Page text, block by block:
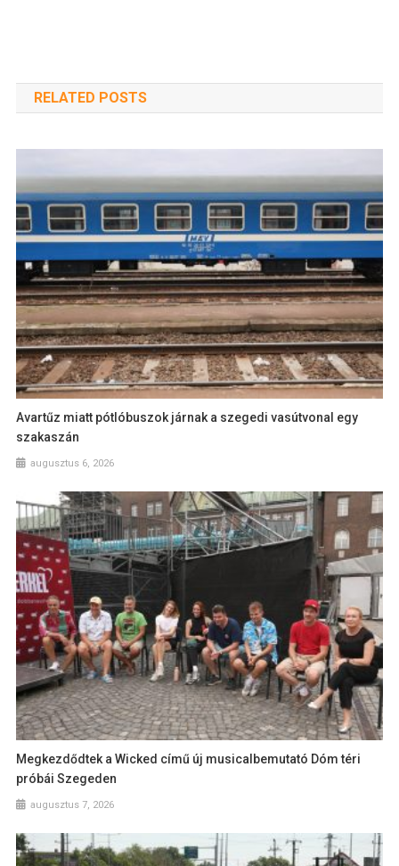
RELATED POSTS
Avartűz miatt pótlóbuszok járnak a szegedi vasútvonal egy
szakaszán
augusztus 6, 2026
Megkezdődtek a Wicked című új musicalbemutató Dóm téri
próbái Szegeden
augusztus 7, 2026